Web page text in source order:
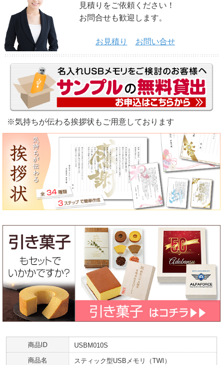
※周年イベントは、長期にわたり会社に尽力してきた従業員を称える
「永年勤続表彰」のタイミングです。
人気の表彰記念品はコチラ で紹介しています！
見積りをご依頼ください！
お問合せも歓迎します。
お見積り お問い合せ
※気持ちが伝わる挨拶状もご用意しております
商品ID
USBM010S
商品名
スティック型USBメモリ（TWI）